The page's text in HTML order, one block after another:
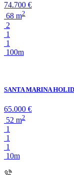
74.700 €
68 m2
2
1
1
100m
SANTA MARINA
65.000 €
52 m2
1
1
1
10m